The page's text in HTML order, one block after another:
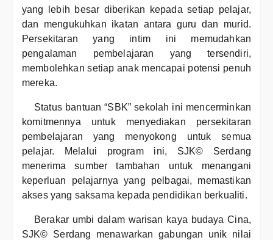
yang lebih besar diberikan kepada setiap pelajar,
dan mengukuhkan ikatan antara guru dan murid.
Persekitaran yang intim ini memudahkan
pengalaman pembelajaran yang tersendiri,
membolehkan setiap anak mencapai potensi penuh
mereka.
Status bantuan “SBK” sekolah ini mencerminkan
komitmennya untuk menyediakan persekitaran
pembelajaran yang menyokong untuk semua
pelajar. Melalui program ini, SJK© Serdang
menerima sumber tambahan untuk menangani
keperluan pelajarnya yang pelbagai, memastikan
akses yang saksama kepada pendidikan berkualiti.
Berakar umbi dalam warisan kaya budaya Cina,
SJK© Serdang menawarkan gabungan unik nilai